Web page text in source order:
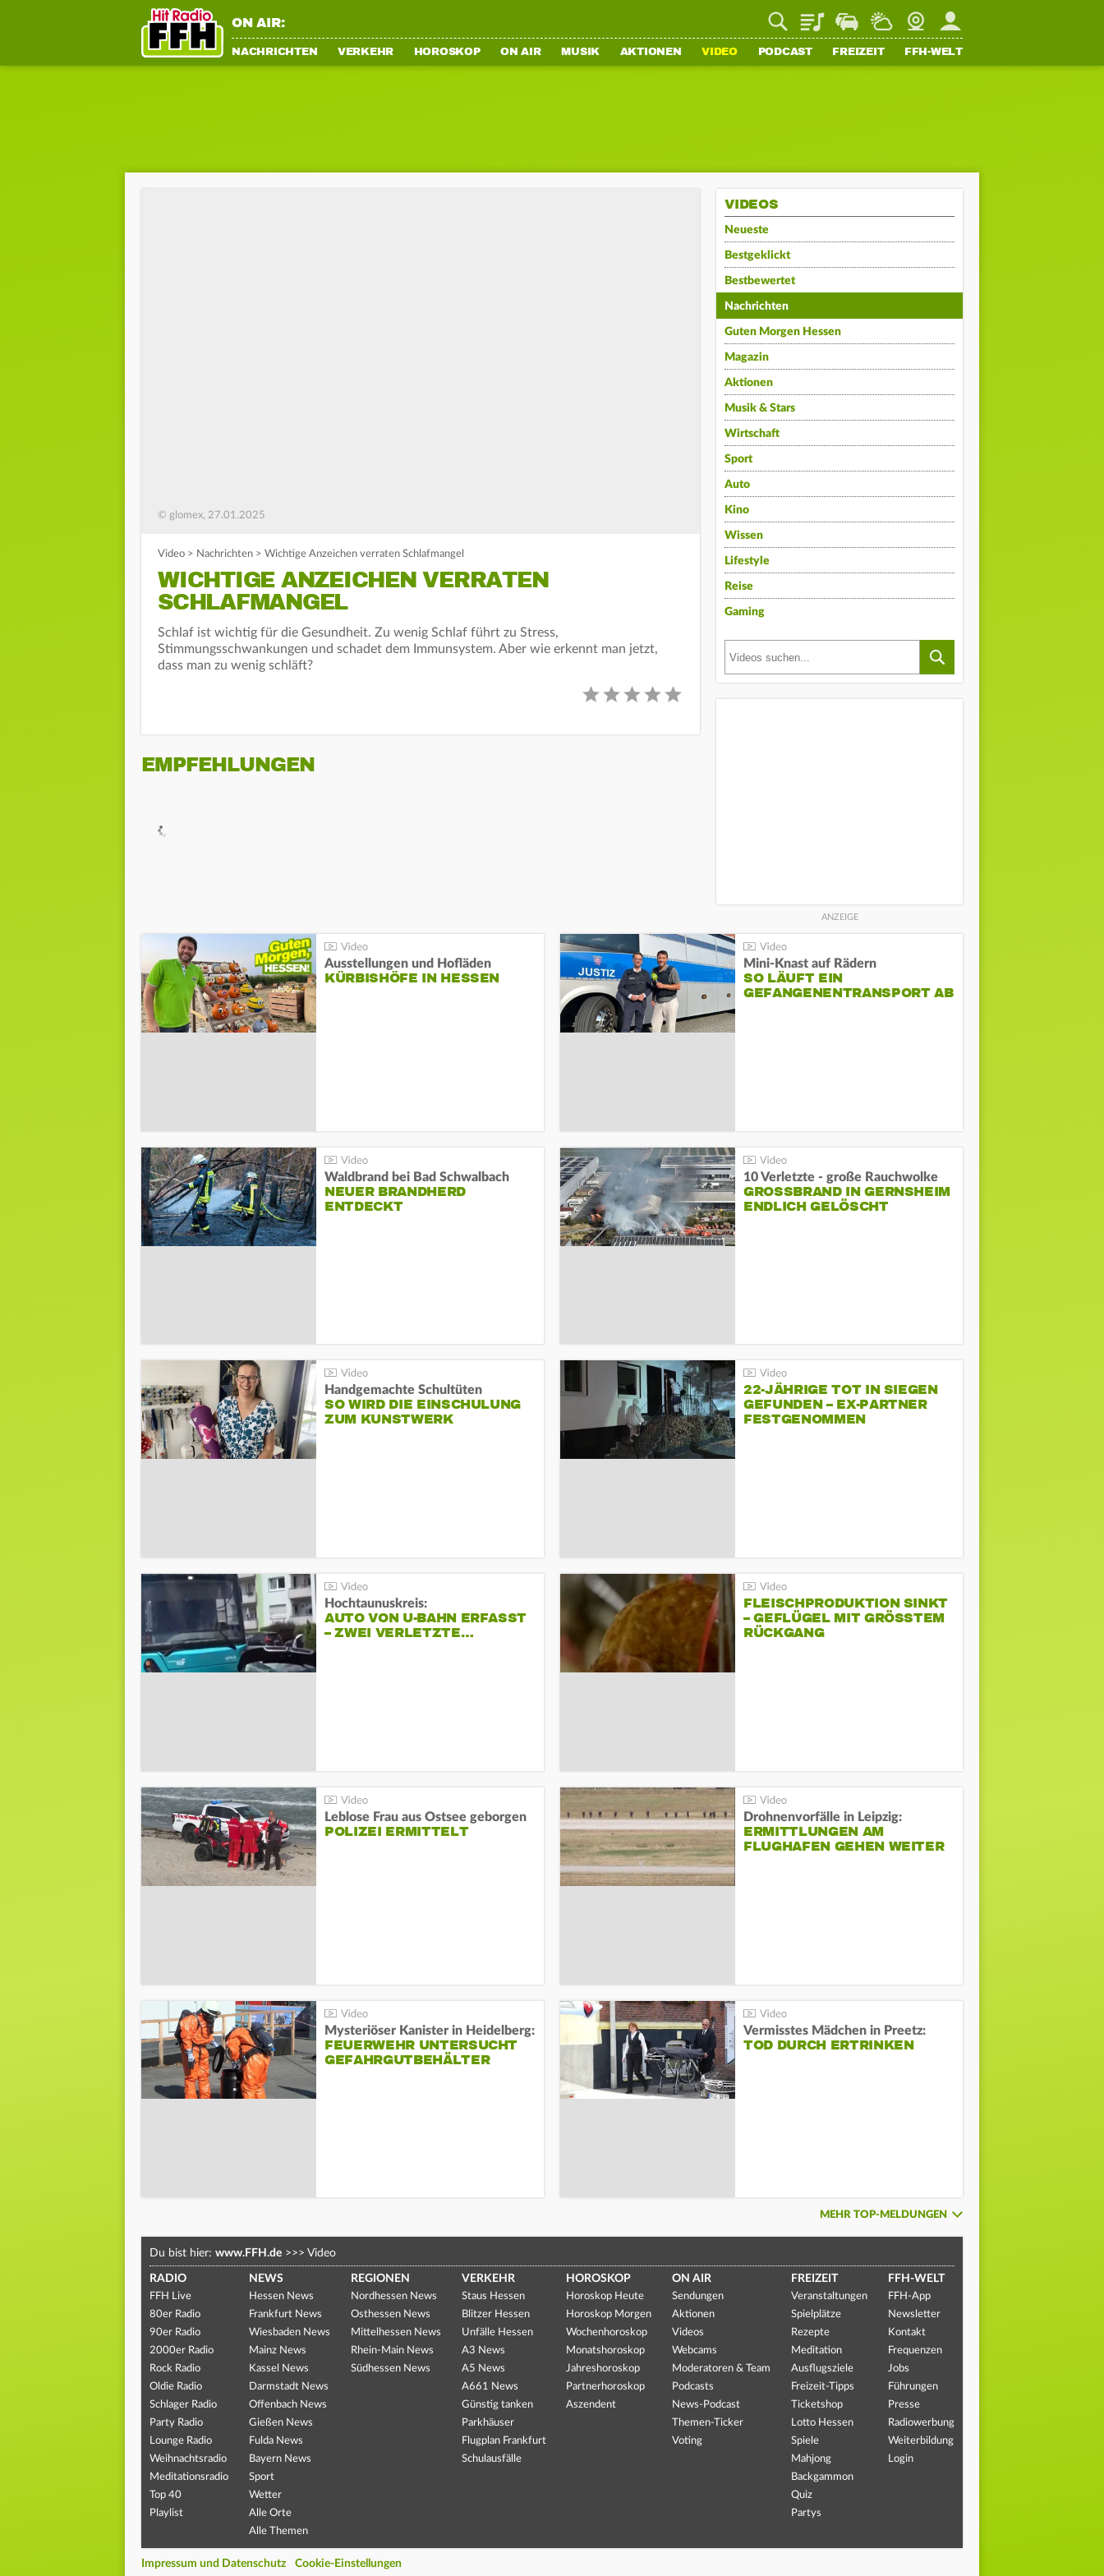
ON AIR: PlaylistStaupilotWetterWebcamMein FFH
NACHRICHTEN VERKEHR HOROSKOP ON AIR MUSIK AKTIONEN VIDEO PODCAST FREIZEIT FFH-WELT
© glomex, 27.01.2025
Video > Nachrichten > Wichtige Anzeichen verraten Schlafmangel
WICHTIGE ANZEICHEN VERRATEN
SCHLAFMANGEL
Schlaf ist wichtig für die Gesundheit. Zu wenig Schlaf führt zu Stress,
Stimmungsschwankungen und schadet dem Immunsystem. Aber wie erkennt man jetzt,
dass man zu wenig schläft?
EMPFEHLUNGEN
VIDEOS
Neueste
Bestgeklickt
Bestbewertet
Nachrichten
Guten Morgen Hessen
Magazin
Aktionen
Musik & Stars
Wirtschaft
Sport
Auto
Kino
Wissen
Lifestyle
Reise
Gaming
Ausstellungen und Hofläden
KÜRBISHÖFE IN HESSEN
Mini-Knast auf Rädern
SO LÄUFT EIN
GEFANGENENTRANSPORT AB
Waldbrand bei Bad Schwalbach
NEUER BRANDHERD
ENTDECKT
10 Verletzte - große Rauchwolke
GROSSBRAND IN GERNSHEIM E
NDLICH GELÖSCHT
Handgemachte Schultüten
SO WIRD DIE EINSCHULUNG
ZUM KUNSTWERK
22-JÄHRIGE TOT IN SIEGEN
GEFUNDEN – EX-PARTNER
FESTGENOMMEN
Hochtaunuskreis:
AUTO VON U-BAHN ERFASST
– ZWEI VERLETZTE…
FLEISCHPRODUKTION SINKT
– GEFLÜGEL MIT GRÖSSTEM R
ÜCKGANG
Leblose Frau aus Ostsee geborgen
POLIZEI ERMITTELT
Drohnenvorfälle in Leipzig:
ERMITTLUNGEN AM
FLUGHAFEN GEHEN WEITER
Mysteriöser Kanister in Heidelberg:
FEUERWEHR UNTERSUCHT
GEFAHRGUTBEHÄLTER
Vermisstes Mädchen in Preetz:
TOD DURCH ERTRINKEN
MEHR TOP-MELDUNGEN
Du bist hier: www.FFH.de >>> Video
RADIO
FFH Live
80er Radio
90er Radio
2000er Radio
Rock Radio
Oldie Radio
Schlager Radio
Party Radio
Lounge Radio
Weihnachtsradio
Meditationsradio
Top 40
Playlist
NEWS
Hessen News
Frankfurt News
Wiesbaden News
Mainz News
Kassel News
Darmstadt News
Offenbach News
Gießen News
Fulda News
Bayern News
Sport
Wetter
Alle Orte
Alle Themen
REGIONEN
Nordhessen News
Osthessen News
Mittelhessen News
Rhein-Main News
Südhessen News
VERKEHR
Staus Hessen
Blitzer Hessen
Unfälle Hessen
A3 News
A5 News
A661 News
Günstig tanken
Parkhäuser
Flugplan Frankfurt
Schulausfälle
HOROSKOP
Horoskop Heute
Horoskop Morgen
Wochenhoroskop
Monatshoroskop
Jahreshoroskop
Partnerhoroskop
Aszendent
ON AIR
Sendungen
Aktionen
Videos
Webcams
Moderatoren & Team
Podcasts
News-Podcast
Themen-Ticker
Voting
FREIZEIT
Veranstaltungen
Spielplätze
Rezepte
Meditation
Ausflugsziele
Freizeit-Tipps
Ticketshop
Lotto Hessen
Spiele
Mahjong
Backgammon
Quiz
Partys
FFH-WELT
FFH-App
Newsletter
Kontakt
Frequenzen
Jobs
Führungen
Presse
Radiowerbung
Weiterbildung
Login
Impressum und Datenschutz Cookie-Einstellungen